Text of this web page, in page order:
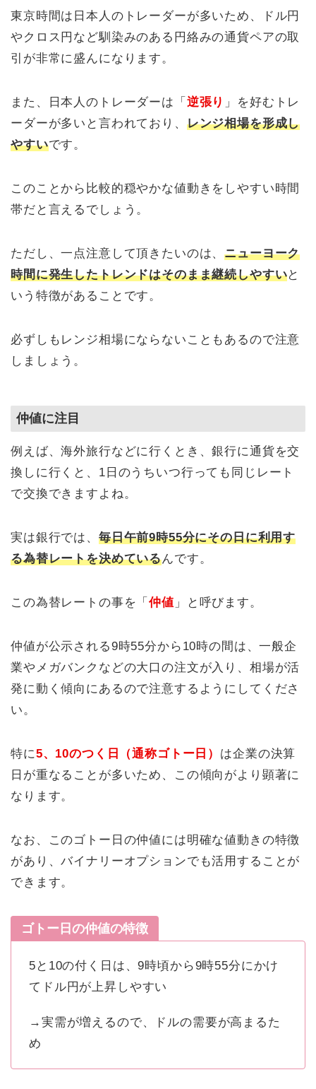
東京時間は日本人のトレーダーが多いため、ドル円
やクロス円など馴染みのある円絡みの通貨ペアの取
引が非常に盛んになります。
また、日本人のトレーダーは「 逆張り 」を好むトレ
ーダーが多いと言われており、 レンジ相場を形成し
やすいです。
このことから比較的穏やかな値動きをしやすい時間
帯だと言えるでしょう。
ただし、一点注意して頂きたいのは、ニューヨーク
時間に発生したトレンドはそのまま継続しやすいと
いう特徴があることです。
必ずしもレンジ相場にならないこともあるので注意
しましょう。
仲値に注目
例えば、海外旅行などに行くとき、銀行に通貨を交
換しに行くと、1日のうちいつ行っても同じレート
で交換できますよね。
実は銀行では、 毎日午前9時55分にその日に利用す
る為替レートを決めているんです。
この為替レートの事を「仲値 」と呼びます。
仲値が公示される9時55分から10時の間は、一般企
業やメガバンクなどの大口の注文が入り、相場が活
発に動く傾向にあるので注意するようにしてくださ
い。
特に5、10のつく日（通称ゴトー日） は企業の決算
日が重なることが多いため、この傾向がより顕著に
なります。
なお、このゴトー日の仲値には明確な値動きの特徴
があり、バイナリーオプションでも活用することが
できます。
ゴトー日の仲値の特徴
5と10の付く日は、9時頃から9時55分にかけ
てドル円が上昇しやすい
→実需が増えるので、ドルの需要が高まるた
め